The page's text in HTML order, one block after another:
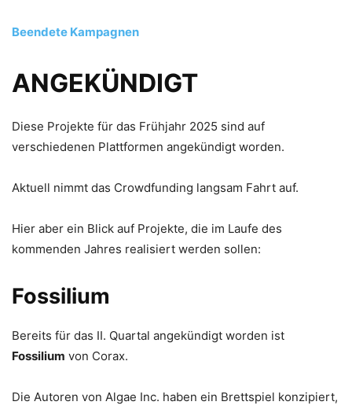
Beendete Kampagnen
ANGEKÜNDIGT
Diese Projekte für das Frühjahr 2025 sind auf
verschiedenen Plattformen angekündigt worden.
Aktuell nimmt das Crowdfunding langsam Fahrt auf.
Hier aber ein Blick auf Projekte, die im Laufe des
kommenden Jahres realisiert werden sollen:
Fossilium
Bereits für das II. Quartal angekündigt worden ist
Fossilium von Corax.
Die Autoren von Algae Inc. haben ein Brettspiel konzipiert,